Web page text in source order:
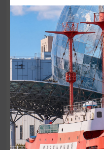
косы»
01.02.2026 -
Куршская коса
ОТ 2500₽